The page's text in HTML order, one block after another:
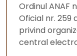
Ordinul ANAF
Oficial nr. 259
privind
central